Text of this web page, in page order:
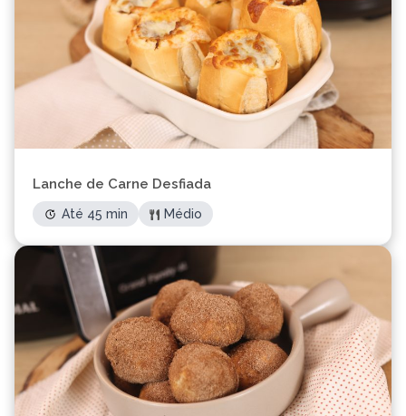
Lanche de Carne Desfiada
Até 45 min Médio